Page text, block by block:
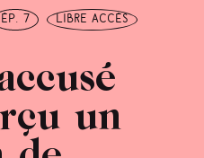
ép. 7 libre accès
un